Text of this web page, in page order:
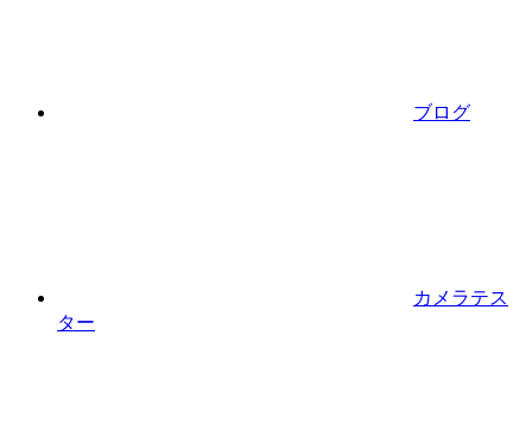
ブログ
カメラテス
ター